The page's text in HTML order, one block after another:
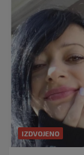
IZDVOJENO